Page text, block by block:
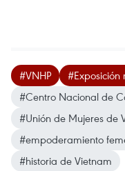
#VNHP
#Exposición
#Centro Nacional de
#Unión de Mujeres de
#empoderamiento
#historia de Vietnam